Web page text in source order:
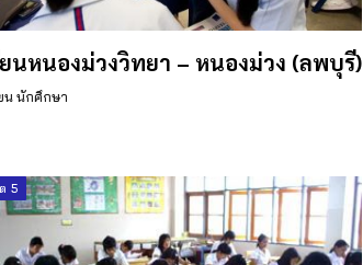
ยนหนองม่วงวิทยา – หนองม่วง (ลพบุรี)
น นักศึกษา
5